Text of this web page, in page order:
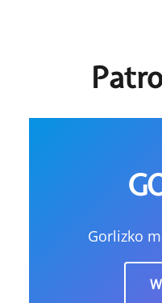
Gorlizko